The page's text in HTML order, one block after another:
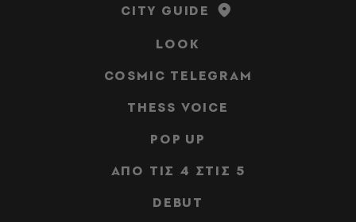
CITY GUIDE
LOOK
COSMIC TELEGRAM
THESS VOICE
POP UP
ΑΠΟ ΤΙΣ 4 ΣΤΙΣ 5
DEBUT